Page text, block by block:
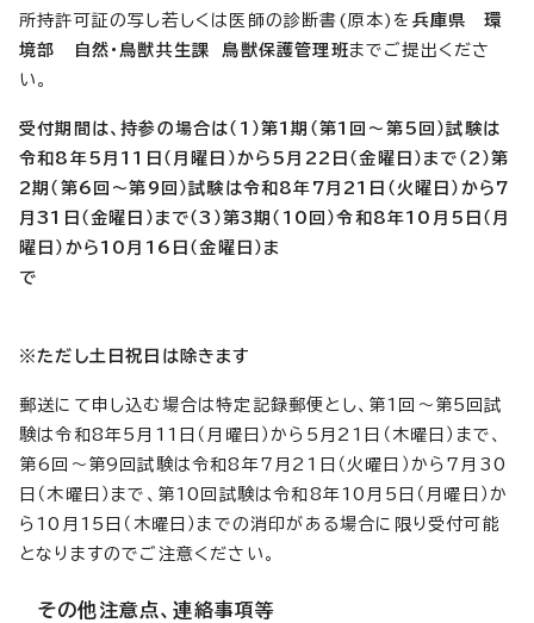
所持許可証の写し若しくは医師の診断書(原本)を 兵庫県 環
境部 自然・鳥獣共生課
鳥獣保護管理班までご提出くださ
い。
受付期間は、持参の場合は（1）第1期（第1回～第5回）試験は
令和8年5月11日（月曜日）から5月22日（金曜日）まで（2）第
2期（第6回～第9回）試験は令和8年7月21日（火曜日）から7
月31日（金曜日）まで（3）第3期（10回）令和8年10月5日（月
曜日）から10月16日（金曜日）ま
で
※ただし土日祝日は除きます
郵送にて申し込む場合は特定記録郵便とし、第1回～第5回試
験は令和8年5月11日（月曜日）から5月21日（木曜日）まで、
第6回～第9回試験は令和8年7月21日（火曜日）から7月30
日（木曜日）まで、第10回試験は令和8年10月5日（月曜日）か
ら10月15日（木曜日）までの消印がある場合に限り受付可能
となりますのでご注意ください。
その他注意点、連絡事項等